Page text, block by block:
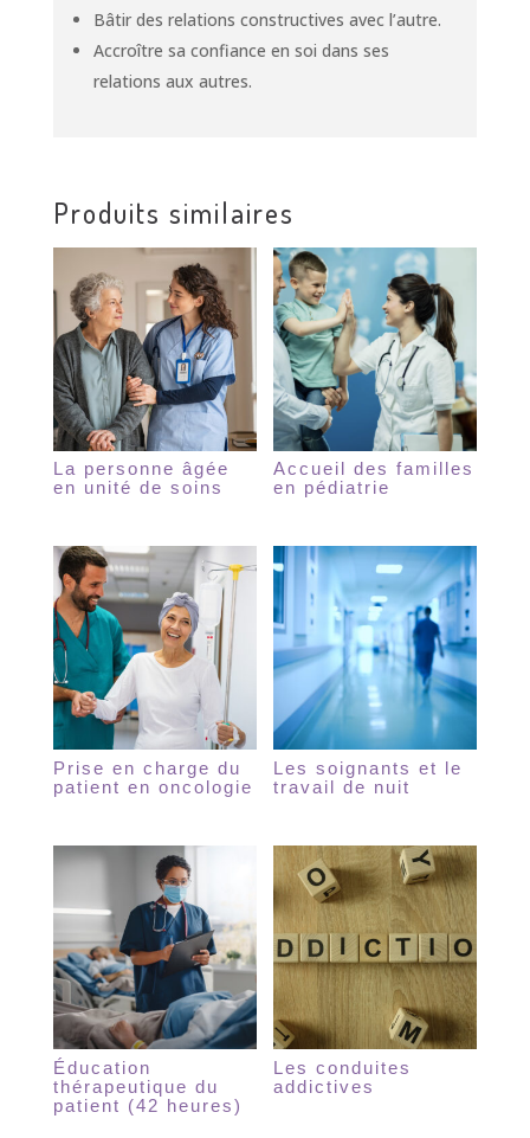
Bâtir des relations constructives avec l’autre.
Accroître sa confiance en soi dans ses
relations aux autres.
Produits similaires
La personne âgée
en unité de soins
Accueil des familles
en pédiatrie
Prise en charge du
patient en oncologie
Les soignants et le
travail de nuit
Éducation
thérapeutique du
patient (42 heures)
Les conduites
addictives